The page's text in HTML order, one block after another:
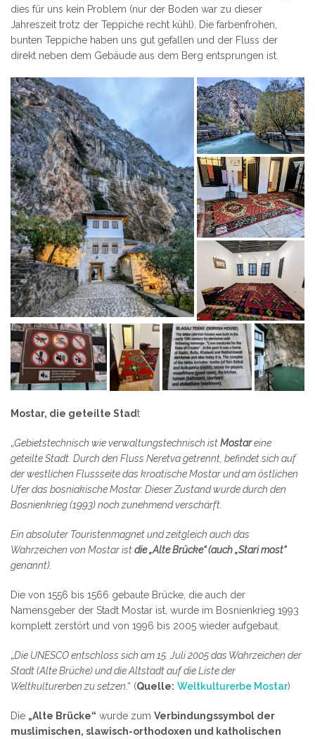
dies für uns kein Problem (nur der Boden war zu dieser
Jahreszeit trotz der Teppiche recht kühl). Die farbenfrohen,
bunten Teppiche haben uns gut gefallen und der Fluss der
direkt neben dem Gebäude aus dem Berg entsprungen ist.
Mostar, die geteilte Stadt
„Gebietstechnisch wie verwaltungstechnisch istMostareine
geteilte Stadt. Durch den Fluss Neretva getrennt, befindet sich auf
der westlichen Flussseite das kroatische Mostar und am östlichen
Ufer das bosniakische Mostar. Dieser Zustand wurde durch den
Bosnienkrieg (1993) noch zunehmend verschärft.
Ein absoluter Touristenmagnet und zeitgleich auch das
Wahrzeichen von Mostar istdie „Alte Brücke“ (auch „Stari most“
genannt).
Die von 1556 bis 1566 gebaute Brücke, die auch der
Namensgeber der Stadt Mostar ist, wurde im Bosnienkrieg 1993
komplett zerstört und von 1996 bis 2005 wieder aufgebaut.
„Die UNESCO entschloss sich am 15. Juli 2005 das Wahrzeichen der
Stadt (Alte Brücke) und die Altstadt auf die Liste der
Weltkulturerben zu setzen .“ (Quelle: Weltkulturerbe Mostar)
Die „Alte Brücke“ wurde zum Verbindungssymbol der
muslimischen, slawisch-orthodoxen und katholischen